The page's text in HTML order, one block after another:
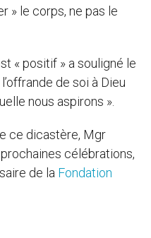
» le corps, ne pas le
« positif » a souligné le
de soi à Dieu
nous aspirons ».
ce dicastère, Mgr
célébrations,
de la Fondation